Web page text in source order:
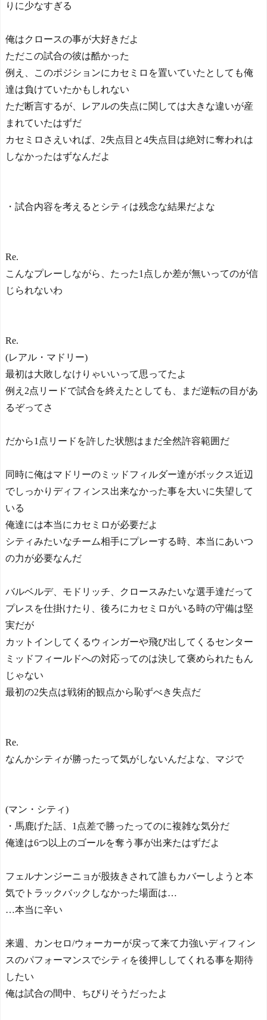
りに少なすぎる
俺はクロースの事が大好きだよ
ただこの試合の彼は酷かった
例え、このポジションにカセミロを置いていたとしても俺
達は負けていたかもしれない
ただ断言するが、レアルの失点に関しては大きな違いが産
まれていたはずだ
カセミロさえいれば、2失点目と4失点目は絶対に奪われは
しなかったはずなんだよ
・試合内容を考えるとシティは残念な結果だよな
Re.
こんなプレーしながら、たった1点しか差が無いってのが信
じられないわ
Re.
(レアル・マドリー)
最初は大敗しなけりゃいいって思ってたよ
例え2点リードで試合を終えたとしても、まだ逆転の目があ
るぞってさ
だから1点リードを許した状態はまだ全然許容範囲だ
同時に俺はマドリーのミッドフィルダー達がボックス近辺
でしっかりディフィンス出来なかった事を大いに失望して
いる
俺達には本当にカセミロが必要だよ
シティみたいなチーム相手にプレーする時、本当にあいつ
の力が必要なんだ
バルベルデ、モドリッチ、クロースみたいな選手達だって
プレスを仕掛けたり、後ろにカセミロがいる時の守備は堅
実だが
カットインしてくるウィンガーや飛び出してくるセンター
ミッドフィールドへの対応ってのは決して褒められたもん
じゃない
最初の2失点は戦術的観点から恥ずべき失点だ
Re.
なんかシティが勝ったって気がしないんだよな、マジで
(マン・シティ)
・馬鹿げた話、1点差で勝ったってのに複雑な気分だ
俺達は6つ以上のゴールを奪う事が出来たはずだよ
フェルナンジーニョが股抜きされて誰もカバーしようと本
気でトラックバックしなかった場面は…
…本当に辛い
来週、カンセロ/ウォーカーが戻って来て力強いディフィン
スのパフォーマンスでシティを後押ししてくれる事を期待
したい
俺は試合の間中、ちびりそうだったよ